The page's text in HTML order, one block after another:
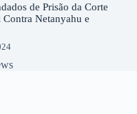
de Prisão da Corte
Netanyahu e